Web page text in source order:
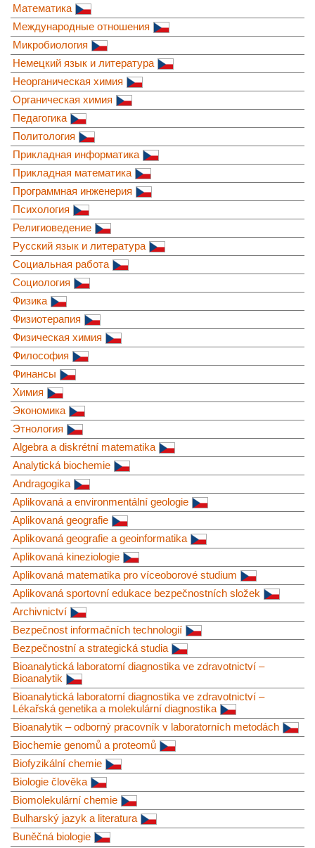
Математика
Международные отношения
Микробиология
Немецкий язык и литература
Неорганическая химия
Органическая химия
Педагогика
Политология
Прикладная информатика
Прикладная математика
Программная инженерия
Психология
Религиоведение
Русский язык и литература
Социальная работа
Социология
Физика
Физиотерапия
Физическая химия
Философия
Финансы
Химия
Экономика
Этнология
Algebra a diskrétní matematika
Analytická biochemie
Andragogika
Aplikovaná a environmentální geologie
Aplikovaná geografie
Aplikovaná geografie a geoinformatika
Aplikovaná kineziologie
Aplikovaná matematika pro víceoborové studium
Aplikovaná sportovní edukace bezpečnostních složek
Archivnictví
Bezpečnost informačních technologií
Bezpečnostní a strategická studia
Bioanalytická laboratorní diagnostika ve zdravotnictví –
Bioanalytik
Bioanalytická laboratorní diagnostika ve zdravotnictví –
Lékařská genetika a molekulární diagnostika
Bioanalytik – odborný pracovník v laboratorních metodách
Biochemie genomů a proteomů
Biofyzikální chemie
Biologie člověka
Biomolekulární chemie
Bulharský jazyk a literatura
Buněčná biologie